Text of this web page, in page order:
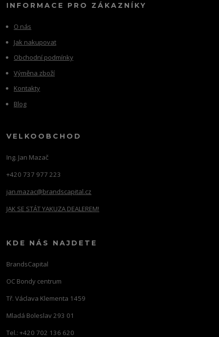
INFORMACE PRO ZÁKAZNÍKY
O nás
Jak nakupovat
Obchodní podmínky
Výměna zboží
Kontakty
Blog
VELKOOBCHOD
Ing. Jan Mazač
+420 737 977 223
jan.mazac@brandscapital.cz
JAK SE STÁT YAKUZA DEALEREM!
KDE NÁS NAJDETE
BrandsCapital
OC Bondy centrum
Tř. Václava Klementa 1459
Mladá Boleslav 293 01
Tel.: +420 702 136 620